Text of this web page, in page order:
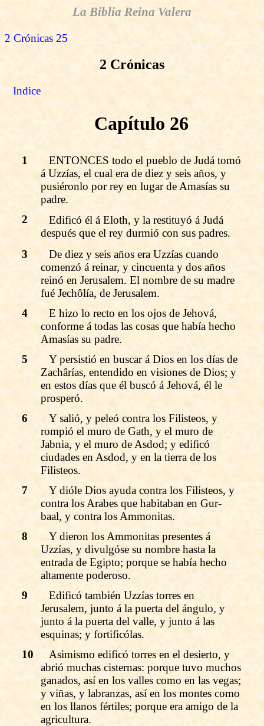
La Biblia Reina Valera
2 Crónicas 25
2 Crónicas
Indice
Capítulo 26
1
ENTONCES todo el pueblo de Judá tomó
á Uzzías, el cual era de diez y seis años, y
pusiéronlo por rey en lugar de Amasías su
padre.
2
Edificó él á Eloth, y la restituyó á Judá
después que el rey durmió con sus padres.
3
De diez y seis años era Uzzías cuando
comenzó á reinar, y cincuenta y dos años
reinó en Jerusalem. El nombre de su madre
fué Jechôlía, de Jerusalem.
4
E hizo lo recto en los ojos de Jehová,
conforme á todas las cosas que había hecho
Amasías su padre.
5
Y persistió en buscar á Dios en los días de
Zachârías, entendido en visiones de Dios; y
en estos días que él buscó á Jehová, él le
prosperó.
6
Y salió, y peleó contra los Filisteos, y
rompió el muro de Gath, y el muro de
Jabnia, y el muro de Asdod; y edificó
ciudades en Asdod, y en la tierra de los
Filisteos.
7
Y dióle Dios ayuda contra los Filisteos, y
contra los Arabes que habitaban en Gur-
baal, y contra los Ammonitas.
8
Y dieron los Ammonitas presentes á
Uzzías, y divulgóse su nombre hasta la
entrada de Egipto; porque se había hecho
altamente poderoso.
9
Edificó también Uzzías torres en
Jerusalem, junto á la puerta del ángulo, y
junto á la puerta del valle, y junto á las
esquinas; y fortificólas.
10
Asimismo edificó torres en el desierto, y
abrió muchas cisternas: porque tuvo muchos
ganados, así en los valles como en las vegas;
y viñas, y labranzas, así en los montes como
en los llanos fértiles; porque era amigo de la
agricultura.